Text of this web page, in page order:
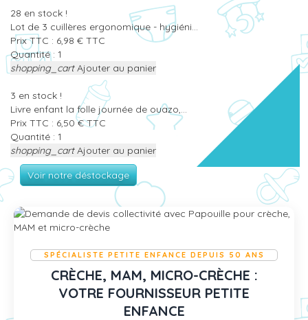
28 en stock !
Lot de 3 cuillères ergonomique - hygiéni...
Prix TTC : 6,98 € TTC
Quantité :
shopping_cart Ajouter au panier
3 en stock !
Livre enfant la folle journée de ouazo,...
Prix TTC : 6,50€ TTC
Quantité :
shopping_cart Ajouter au panier
Voir notre déstockage
SPÉCIALISTE PETITE ENFANCE DEPUIS 50 ANS
CRÈCHE, MAM, MICRO-CRÈCHE :
VOTRE FOURNISSEUR PETITE
ENFANCE